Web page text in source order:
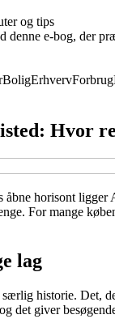
og tips
denne e-bog, der
BoligErhvervForbrug
Hvor
horisont ligger
For mange
lag
historie. Det,
det giver